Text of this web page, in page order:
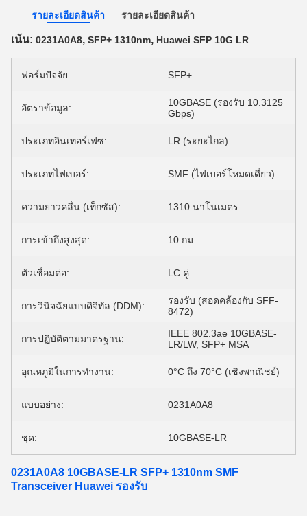
รายละเอียดสินค้า รายละเอียดสินค้า
เน้น: 0231A0A8, SFP+ 1310nm, Huawei SFP 10G LR
ฟอร์มปัจจัย: SFP+
อัตราข้อมูล:
10GBASE (รองรับ 10.3125
Gbps)
ประเภทอินเทอร์เฟซ: LR (ระยะไกล)
ประเภทไฟเบอร์: SMF (ไฟเบอร์โหมดเดี่ยว)
ความยาวคลื่น (เท็กซัส): 1310 นาโนเมตร
การเข้าถึงสูงสุด: 10 กม
ตัวเชื่อมต่อ: LC คู่
การวินิจฉัยแบบดิจิทัล (DDM):
รองรับ (สอดคล้องกับ SFF-
8472)
การปฏิบัติตามมาตรฐาน:
IEEE 802.3ae 10GBASE-
LR/LW, SFP+ MSA
อุณหภูมิในการทำงาน: 0°C ถึง 70°C (เชิงพาณิชย์)
แบบอย่าง: 0231A0A8
ชุด: 10GBASE-LR
0231A0A8 10GBASE-LR SFP+ 1310nm SMF
Transceiver Huawei รองรับ